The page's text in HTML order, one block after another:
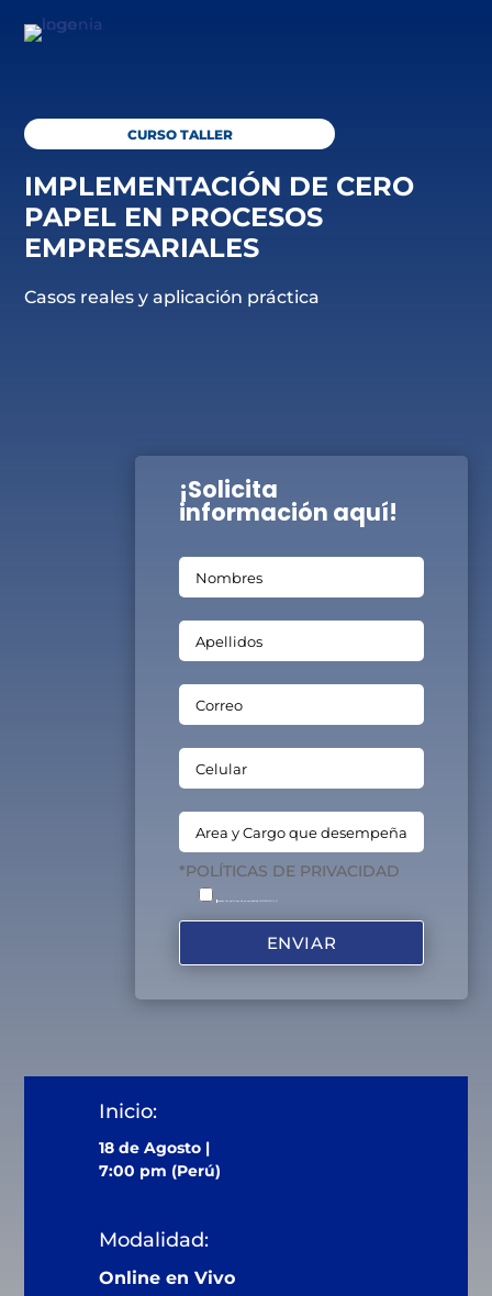
CURSO TALLER
IMPLEMENTACIÓN DE CERO
PAPEL EN PROCESOS
EMPRESARIALES
Casos reales y aplicación práctica
¡Solicita
información aquí!
*POLÍTICAS DE PRIVACIDAD
Acepto las políticas de privacidad de INGENIA C. y C.
Inicio:
18 de Agosto |
7:00 pm (Perú)
Modalidad:
Online en Vivo